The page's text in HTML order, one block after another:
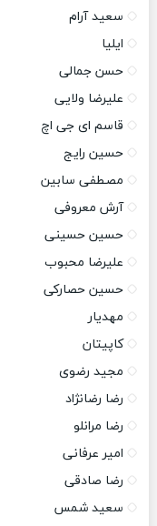
سعید آرام
ایلیا
حسن جمالی
علیرضا ولایی
قاسم ای جی اچ
حسین رایج
مصطفی سابین
آرش معروفی
حسین حسینی
علیرضا محبوب
حسین حصارکی
مهدیار
کاپیتان
مجید رضوی
رضا رضانژاد
رضا مرانلو
امیر عرفانی
رضا صادقی
سعید شمس